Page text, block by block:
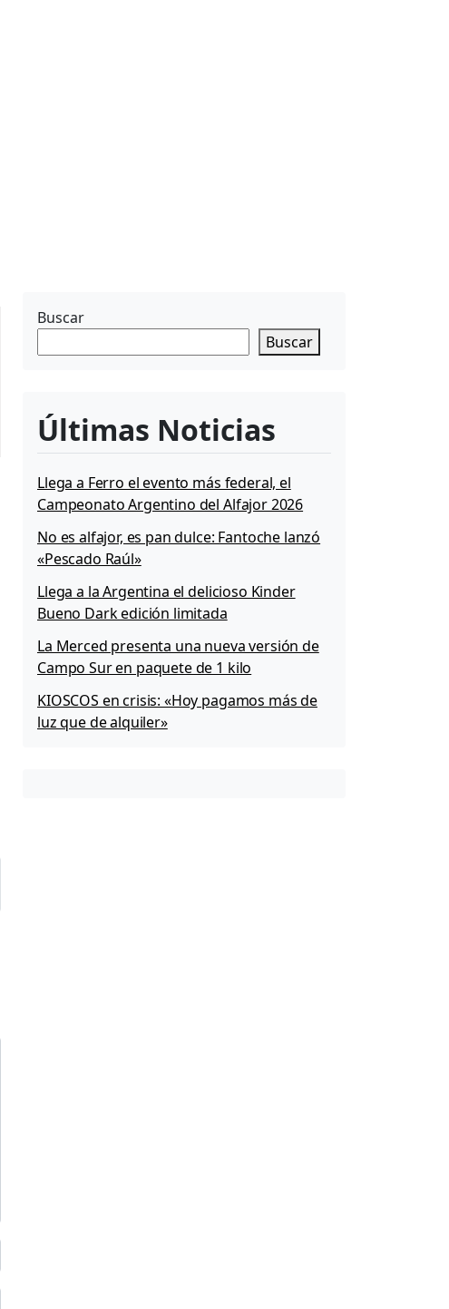
Buscar
Buscar
Últimas Noticias
Llega a Ferro el evento más federal, el
Campeonato Argentino del Alfajor 2026
No es alfajor, es pan dulce: Fantoche lanzó
«Pescado Raúl»
Llega a la Argentina el delicioso Kinder
Bueno Dark edición limitada
La Merced presenta una nueva versión de
Campo Sur en paquete de 1 kilo
KIOSCOS en crisis: «Hoy pagamos más de
luz que de alquiler»